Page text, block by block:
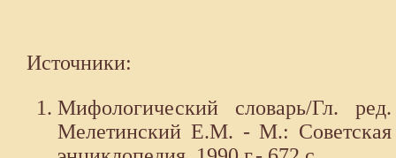
Источники:
Мифологический словарь/Гл. ред.
Мелетинский Е.М. - М.: Советская